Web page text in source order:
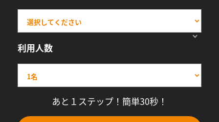
利用人数
あと１ステップ！簡単30秒！